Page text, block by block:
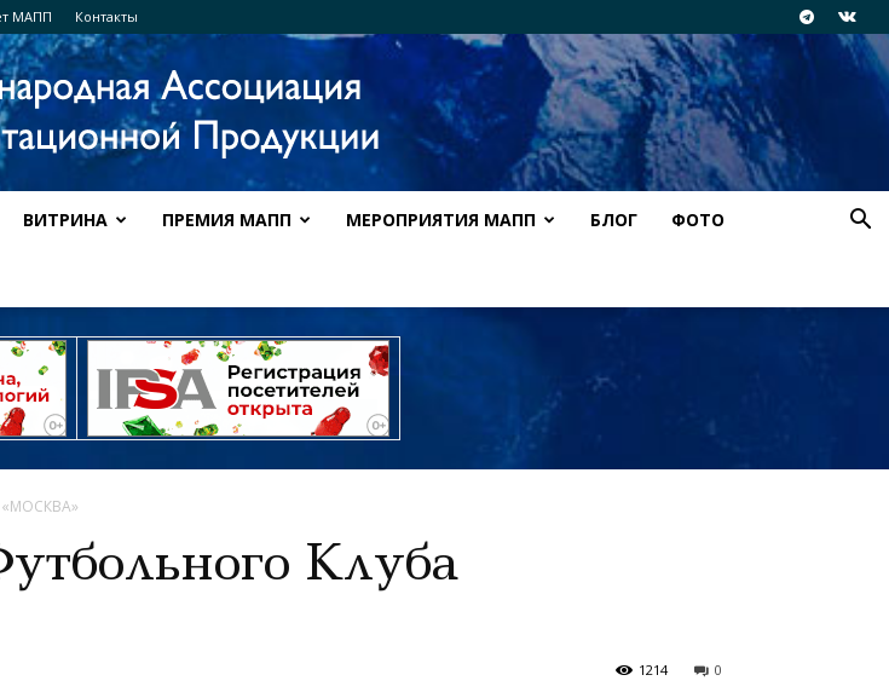
МАПП Контакты
ВИТРИНА ПРЕМИЯ МАПП МЕРОПРИЯТИЯ МАПП БЛОГ ФОТО
«МОСКВА»
Клуба
0
1214